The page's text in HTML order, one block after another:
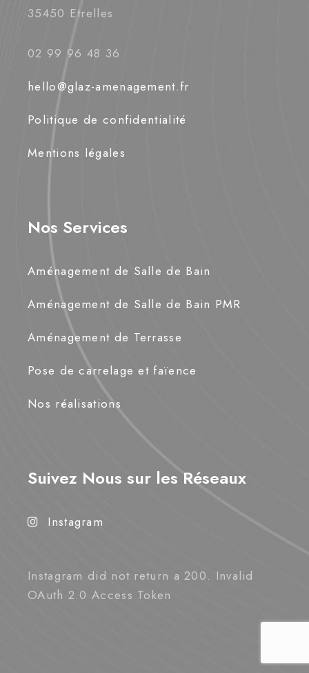
35450 Etrelles
02 99 96 48 36
hello@glaz-amenagement.fr
Politique de confidentialité
Mentions légales
Nos Services
Aménagement de Salle de Bain
Aménagement de Salle de Bain PMR
Aménagement de Terrasse
Pose de carrelage et faïence
Nos réalisations
Suivez Nous sur les Réseaux
Instagram
Instagram did not return a 200. Invalid
OAuth 2.0 Access Token